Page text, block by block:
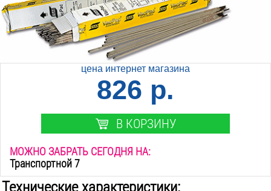
цена интернет магазина
826 р.
В КОРЗИНУ
МОЖНО ЗАБРАТЬ СЕГОДНЯ НА:
Транспортной 7
Технические характеристики: